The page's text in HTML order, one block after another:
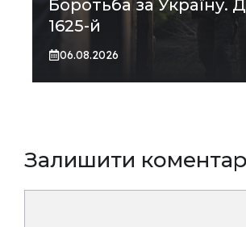
Боротьба за Україну.
1625-й
06.08.2026
Залишити коментар